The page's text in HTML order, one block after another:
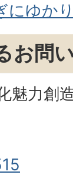
にゆか
お問
魅力創